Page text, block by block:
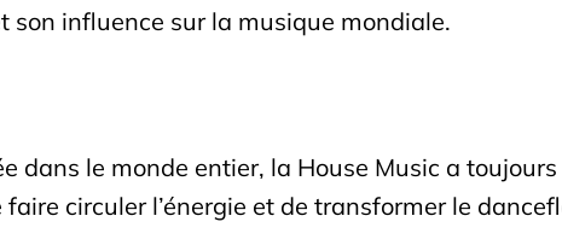
son influence sur la musique mondiale.
dans le monde entier, la House Music a
circuler l’énergie et de transformer le